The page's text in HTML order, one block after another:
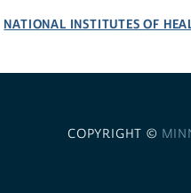
NATIONAL INSTITUTES OF
COPYRIGHT ©